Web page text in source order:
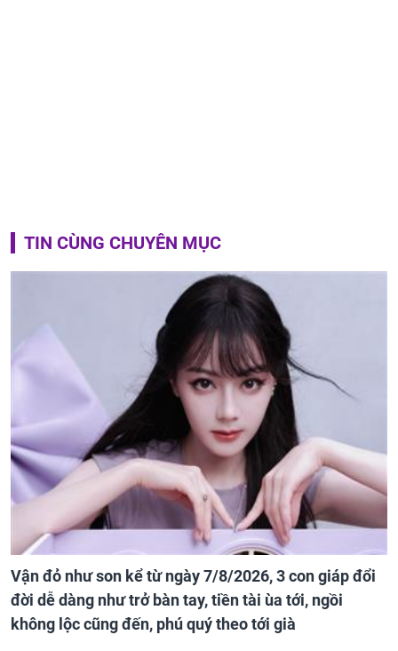
TIN CÙNG CHUYÊN MỤC
Vận đỏ như son kể từ ngày 7/8/2026, 3 con giáp đổi
đời dễ dàng như trở bàn tay, tiền tài ùa tới, ngồi
không lộc cũng đến, phú quý theo tới già